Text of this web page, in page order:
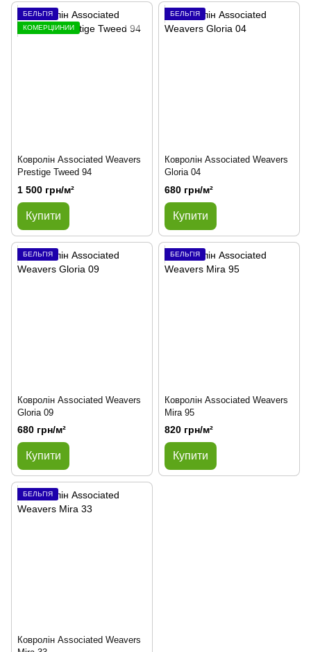
БЕЛЬГІЯ
КОМЕРЦІЙНИЙ
Ковролін Associated Weavers
Prestige Tweed 94
1 500 грн/м²
Купити
БЕЛЬГІЯ
Ковролін Associated Weavers
Gloria 04
680 грн/м²
Купити
БЕЛЬГІЯ
Ковролін Associated Weavers
Gloria 09
680 грн/м²
Купити
БЕЛЬГІЯ
Ковролін Associated Weavers
Mira 95
820 грн/м²
Купити
БЕЛЬГІЯ
Ковролін Associated Weavers